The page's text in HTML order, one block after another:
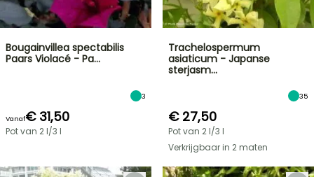
Bougainvillea spectabilis
Paars Violacé - Pa…
3
Vanaf€ 31,50
Pot van 2 l/3 l
Trachelospermum
asiaticum - Japanse
sterjasm…
35
€ 27,50
Pot van 2 l/3 l
Verkrijgbaar in 2 maten